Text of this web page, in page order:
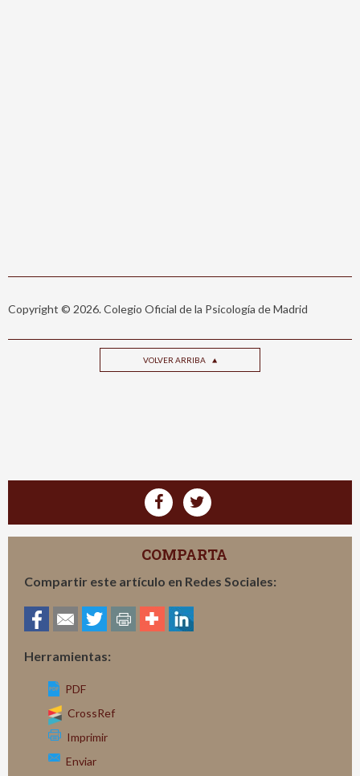
Copyright © 2026. Colegio Oficial de la Psicología de Madrid
VOLVER ARRIBA
COMPARTA
Compartir este artículo en Redes Sociales:
Herramientas:
PDF
CrossRef
Imprimir
Enviar